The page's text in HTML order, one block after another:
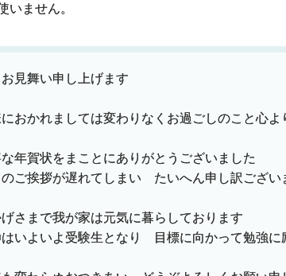
いません。
見舞い申し上げます
おかれましては変わりなくお過ごしのこと心よ
年賀状をまことにありがとうございました
ご挨拶が遅れてしまい たいへん申し訳ござい
さまで我が家は元気に暮らしております
いよいよ受験生となり 目標に向かって勉強に